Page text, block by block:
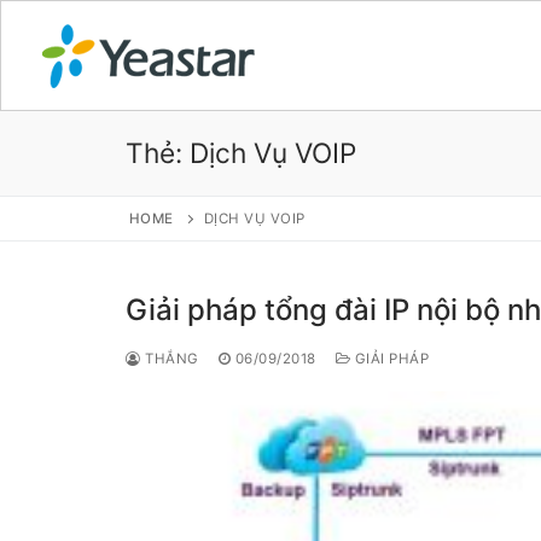
VOIP PBX FOR
Tổng đài VoIP
Tổng đài VoIP
Tổng đài VoIP
Thẻ: Dịch Vụ VOIP
HOME DỊCH VỤ VOIP
Giải pháp tổng đài IP nội bộ
THẮNG 06/09/2018 GIẢI PHÁP